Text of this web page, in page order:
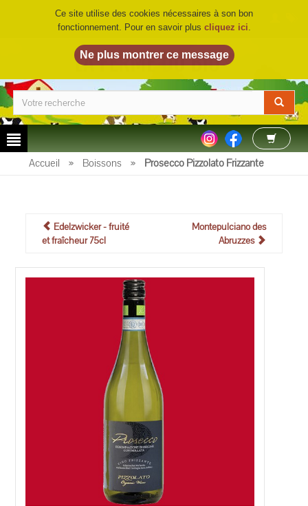
LA FERME DU BIO©
Accueil » Boissons » Prosecco Pizzolato Frizzante
Edelzwicker - fruité
et fraîcheur 75cl
Montepulciano des
Abruzzes
Ce site utilise des cookies nécessaires à son bon
fonctionnement. Pour en savoir plus cliquez ici.